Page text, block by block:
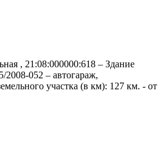
, 21:08:000000:618 – Здание
2008-052 – автогараж,
участка (в км): 127 км. - от